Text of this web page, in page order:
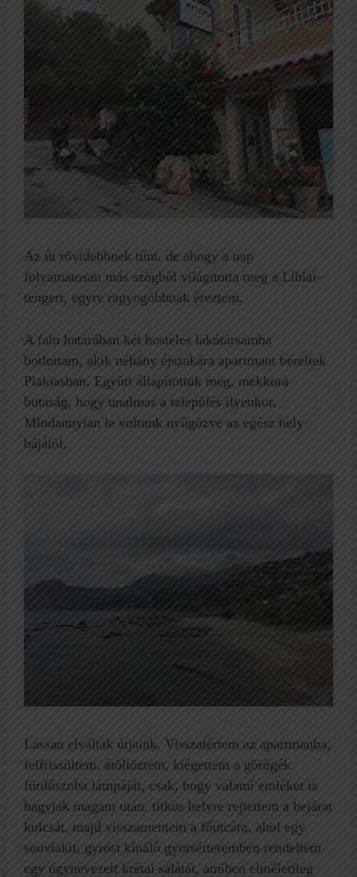
Az út rövidebbnek tűnt, de ahogy a nap
folyamatosan más szögből világította meg a Líbiai-
tengert, egyre ragyogóbbnak éreztem.
A falu határában két hosteles lakótársamba
botlottam, akik néhány éjszakára apartmant béreltek
Plakiasban. Együtt állapítottuk meg, mekkora
butaság, hogy unalmas a település ilyenkor.
Mindannyian le voltunk nyűgözve az egész hely
bájától.
Lassan elváltak útjaink. Visszatértem az apartmanba,
felfrissültem, átöltöztem, kiégettem a görögék
fürdőszoba lámpáját, csak, hogy valami emléket is
hagyjak magam után, titkos helyre rejtettem a bejárat
kulcsát, majd visszamentem a főutcára, ahol egy
souvlakit, gyrost kínáló gyorsétteremben rendeltem
egy úgynevezett krétai salátát, amiben elméletileg